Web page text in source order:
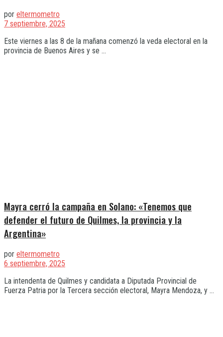
por eltermometro
7 septiembre, 2025
Este viernes a las 8 de la mañana comenzó la veda electoral en la
provincia de Buenos Aires y se ...
Mayra cerró la campaña en Solano: «Tenemos que
defender el futuro de Quilmes, la provincia y la
Argentina»
por eltermometro
6 septiembre, 2025
La intendenta de Quilmes y candidata a Diputada Provincial de
Fuerza Patria por la Tercera sección electoral, Mayra Mendoza, y ...